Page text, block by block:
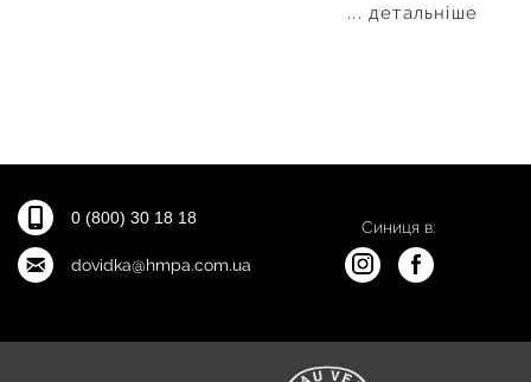
... детальніше
0 (800) 30 18 18
dovidka@hmpa.com.ua
Синиця в: